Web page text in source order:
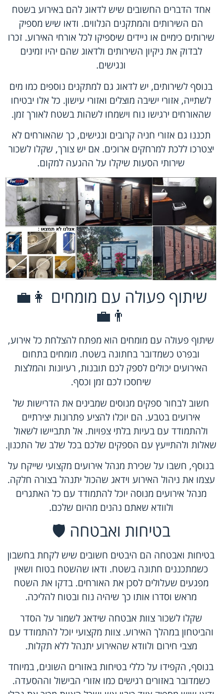
אחד הדברים החשובים שיש לדאוג להם באירוע בשטח
הם השירותים והמתקנים הנלווים. ודאו שיש מספיק
שירותים כימיים או ניידים שיספיקו לכל אורחי האירוע. זכרו
לבדוק את ניקיון השירותים ולדאוג שהם יהיו זמינים
ונגישים.
בנוסף לשירותים, יש לדאוג גם למתקנים נוספים כמו מים
לשתייה, אזורי ישיבה מוצלים ואזורי עישון. כל אלו יבטיחו
שהאורחים ירגישו נוח וישמחו לשהות בשטח לאורך זמן.
תכננו גם אזורי חניה קרובים ונגישים, כך שהאורחים לא
יצטרכו ללכת למרחקים ארוכים. אם יש צורך, שקלו לשכור
שירותי הסעות שיקלו על ההגעה למקום.
שיתוף פעולה עם מומחים 👩‍💼
👨‍💼
שיתוף פעולה עם מומחים הוא מפתח להצלחת כל אירוע,
ובפרט כשמדובר בחתונה בשטח. מומחים בתחום
האירועים יכולים לספק לכם תובנות, רעיונות והמלצות
שיחסכו לכם זמן וכסף.
חשוב לבחור ספקים מנוסים שמבינים את הדרישות של
אירועים בטבע. הם יוכלו להציע פתרונות יצירתיים
ולהתמודד עם בעיות בלתי צפויות. אל תתביישו לשאול
שאלות ולהתייעץ עם הספקים שלכם בכל שלב של התכנון.
בנוסף, חשבו על שכירת מנהל אירועים מקצועי שייקח על
עצמו את ניהול האירוע וידאג שהכול יתנהל בצורה חלקה.
מנהל אירועים מנוסה יוכל להתמודד עם כל האתגרים
ולוודא שאתם נהנים מהיום שלכם.
בטיחות ואבטחה 🛡️
בטיחות ואבטחה הם היבטים חשובים שיש לקחת בחשבון
כשמתכננים חתונה בשטח. ודאו שהשטח בטוח ושאין
מפגעים שעלולים לסכן את האורחים. בדקו את השטח
מראש וסדרו אותו כך שיהיה נוח ובטוח להליכה.
שקלו לשכור צוות אבטחה שידאג לשמור על הסדר
והביטחון במהלך האירוע. צוות מקצועי יוכל להתמודד עם
מצבי חירום ולוודא שהאירוע יתנהל ללא תקלות.
בנוסף, הקפידו על כללי בטיחות באזורים השונים, במיוחד
כשמדובר באזורים רגישים כמו אזורי הבישול וההסעדה.